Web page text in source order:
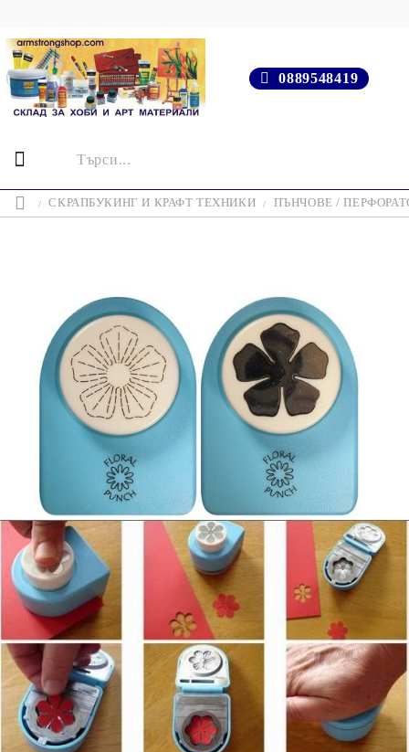
0889548419
СКРАПБУКИНГ И КРАФТ ТЕХНИКИ ПЪНЧОВЕ /